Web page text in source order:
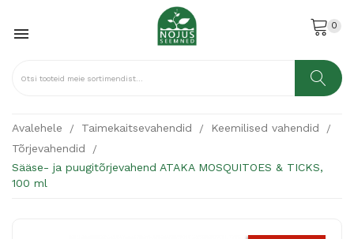
 0
Avalehele Taimekaitsevahendid
Keemilised vahendid
Tõrjevahendid
Sääse- ja puugitõrjevahend ATAKA MOSQUITOES & TICKS,
100 ml